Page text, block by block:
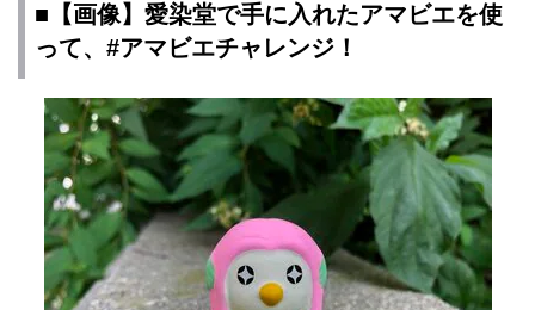
■【画像】愛染堂で手に入れたアマビエを使
って、#アマビエチャレンジ！